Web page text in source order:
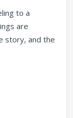
to a
are
story, and the